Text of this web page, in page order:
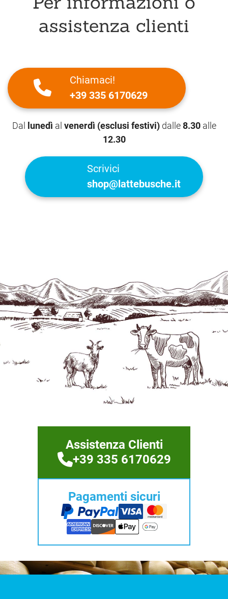
assistenza clienti
Chiamaci!
+39 335 6170629
Dal lunedì al venerdì (esclusi festivi) dalle8.30alle
12.30
Scrivici
shop@lattebusche.it
Assistenza Clienti
+39 335 6170629
Pagamenti sicuri